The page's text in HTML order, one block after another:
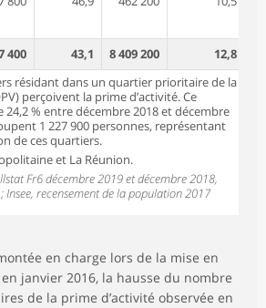
400 43,1 8 409 200
12,8
résidant dans un quartier prioritaire de la
perçoivent la prime d’activité. Ce
% entre décembre 2018 et décembre
1 227 900 personnes, représentant
de ces quartiers.
et La Réunion.
Fr6 décembre 2019 et décembre 2018,
Insee, recensement de la population 2017
en charge lors de la mise en
janvier 2016, la hausse du nombre
de la prime d’activité observée en